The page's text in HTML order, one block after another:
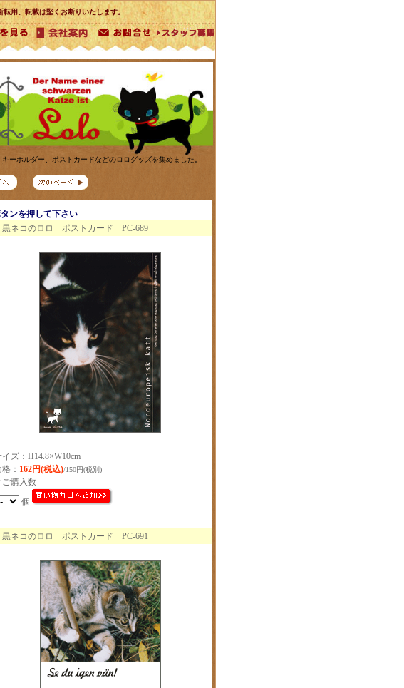
用、転載は堅くお断りいたします。
ーホルダー、ポストカードなどのロログッズを集めました。
ンを押して下さい
ネコのロロ ポストカード PC-689
イズ：H14.8×W10cm
： 162円(税込)/150円(税別)
購入数
個
ネコのロロ ポストカード PC-691